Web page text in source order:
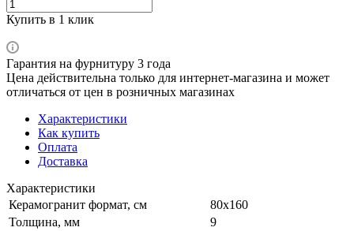
Купить в 1 клик
Гарантия на фурнитуру 3 года
Цена действительна только для интернет-магазина и может
отличаться от цен в розничных магазинах
Характеристики
Как купить
Оплата
Доставка
Характеристики
Керамогранит формат, см
80х160
Толщина, мм
9